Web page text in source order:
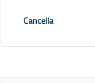
Cancella